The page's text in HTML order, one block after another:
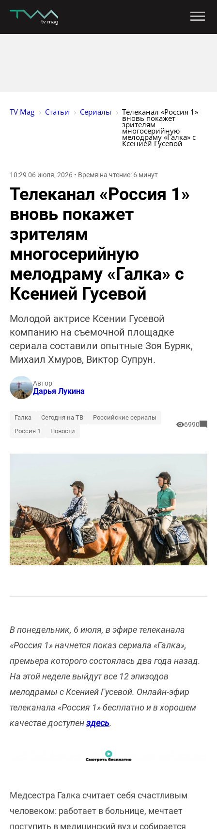
TV Mag Статьи Сериалы Телеканал «Россия 1»
вновь покажет
зрителям
многосерийную
мелодраму «Галка» с
Ксенией Гусевой
10:29 06 июля, 2026 • Время на чтение: 6 минут
Телеканал «Россия 1»
вновь покажет
зрителям
многосерийную
мелодраму «Галка» с
Ксенией Гусевой
Молодой актрисе Ксении Гусевой
компанию на съемочной площадке
сериала составили опытные Зоя Буряк,
Михаил Хмуров, Виктор Супрун.
Автор
Дарья Лукина
Галка Сегодня на ТВ
Российские сериалы
Россия 1
Новости
6990
В понедельник, 6 июля, в эфире телеканала
«Россия 1» начнется показ сериала «Галка»,
премьера которого состоялась два года назад.
На этой неделе выйдут все 12 эпизодов
мелодрамы с Ксенией Гусевой. Онлайн-эфир
телеканала «Россия 1» бесплатно и в хорошем
качестве доступенздесь.
Медсестра Галка считает себя счастливым
человеком: работает в больнице, мечтает
поступить в медицинский вуз и собирается